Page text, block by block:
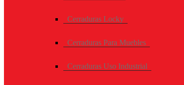
Cerraduras Locky
Cerraduras Para Muebles
Cerraduras Uso Industrial